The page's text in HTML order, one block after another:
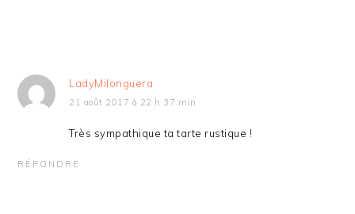
LadyMilonguera
21 août 2017 à 22 h 37 min
Très sympathique ta tarte rustique !
RÉPONDRE